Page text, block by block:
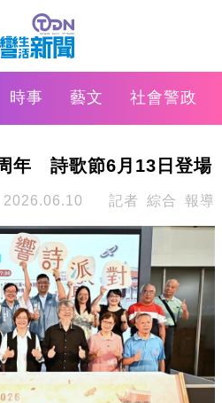
時事 藝文 社會警政
年 詩歌節6月13日登場
2026.06.10 記者 綜合 報導